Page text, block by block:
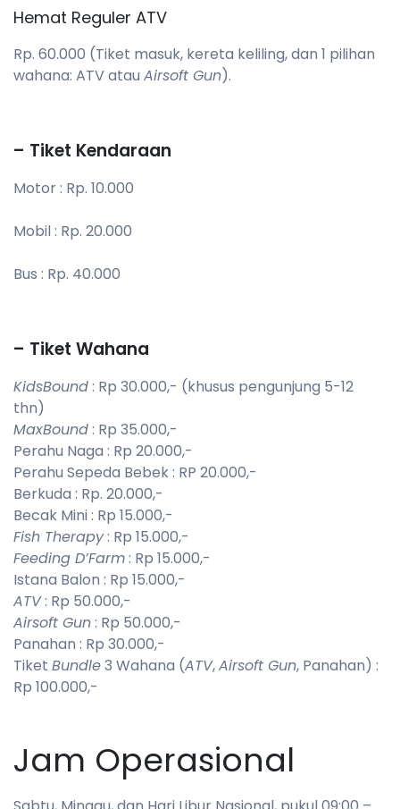
Hemat Reguler ATV
Rp. 60.000 (Tiket masuk, kereta keliling, dan 1 pilihan
wahana: ATV atau Airsoft Gun).
– Tiket Kendaraan
Motor : Rp. 10.000
Mobil : Rp. 20.000
Bus : Rp. 40.000
– Tiket Wahana
KidsBound: Rp 30.000,- (khusus pengunjung 5-12
thn)
MaxBound: Rp 35.000,-
Perahu Naga : Rp 20.000,-
Perahu Sepeda Bebek : RP 20.000,-
Berkuda : Rp. 20.000,-
Becak Mini : Rp 15.000,-
Fish Therapy: Rp 15.000,-
Feeding D’Farm: Rp 15.000,-
Istana Balon : Rp 15.000,-
ATV: Rp 50.000,-
Airsoft Gun: Rp 50.000,-
Panahan : Rp 30.000,-
Tiket Bundle3 Wahana (ATV,Airsoft Gun, Panahan) :
Rp 100.000,-
Jam Operasional